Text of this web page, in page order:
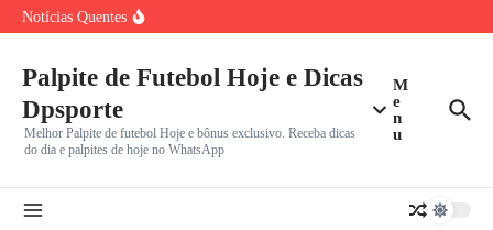
Ir para o conteúdo
Notícias Quentes
Inter Miami Mirando Neymar: Projeto Ambicioso para
Mercado da Bola: Julián Álvarez em Pé de Guerra com
Palpite de Futebol Hoje e Dicas
Dpsporte
Melhor Palpite de futebol Hoje e bônus exclusivo. Receba dicas
do dia e palpites de hoje no WhatsApp
M
e
n
u